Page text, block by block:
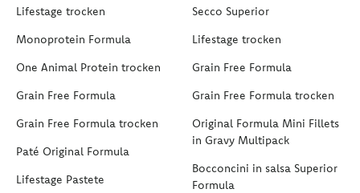
Lifestage trocken
Monoprotein Formula
One Animal Protein trocken
Grain Free Formula
Grain Free Formula trocken
Paté Original Formula
Lifestage Pastete
Secco Superior
Lifestage trocken
Grain Free Formula
Grain Free Formula trocken
Original Formula Mini Fillets
in Gravy Multipack
Bocconcini in salsa Superior
Formula